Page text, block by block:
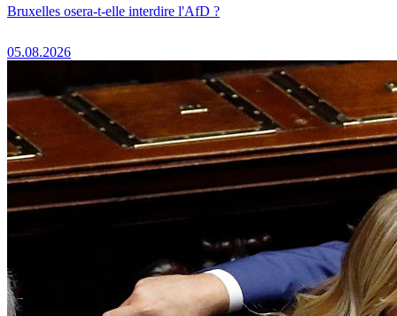
Bruxelles osera-t-elle interdire l'AfD ?
05.08.2026